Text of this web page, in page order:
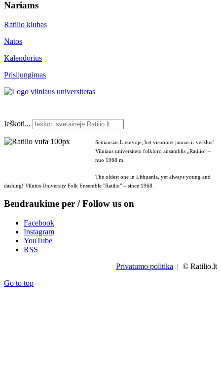
Nariams
Ratilio klubas
Natos
Kalendorius
Prisijungimas
Ieškoti...
Seniausias Lietuvoje, bet visuomet jaunas ir veržlus!
Vilniaus universiteto folkloro ansamblis „Ratilio“ –
nuo 1968 m.
The oldest one in Lithuania, yet always young and
dashing! Vilnius University Folk Ensemble "Ratilio" – since 1968.
Bendraukime per / Follow us on
Facebook
Instagram
YouTube
RSS
Privatumo politika | © Ratilio.lt
Go to top